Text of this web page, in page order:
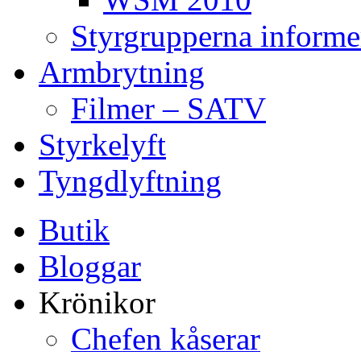
Styrgrupperna
Armbrytning
Filmer – SATV
Styrkelyft
Tyngdlyftning
Butik
Bloggar
Krönikor
Chefen kåserar